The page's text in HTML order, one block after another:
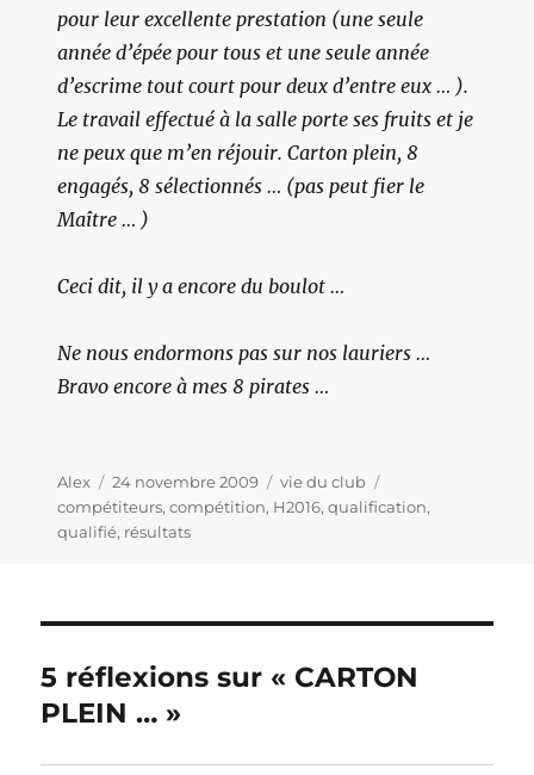
pour leur excellente prestation (une seule
année d’épée pour tous et une seule année
d’escrime tout court pour deux d’entre eux … ).
Le travail effectué à la salle porte ses fruits et je
ne peux que m’en réjouir. Carton plein, 8
engagés, 8 sélectionnés … (pas peut fier le
Maître … )
Ceci dit, il y a encore du boulot …
Ne nous endormons pas sur nos lauriers …
Bravo encore à mes 8 pirates …
Auteur
Alex
Publié
le
24 novembre 2009 Catégories
vie du club
compétiteurs, compétition, H2016, qualification,
qualifié, résultats
5 réflexions sur « CARTON
PLEIN … »